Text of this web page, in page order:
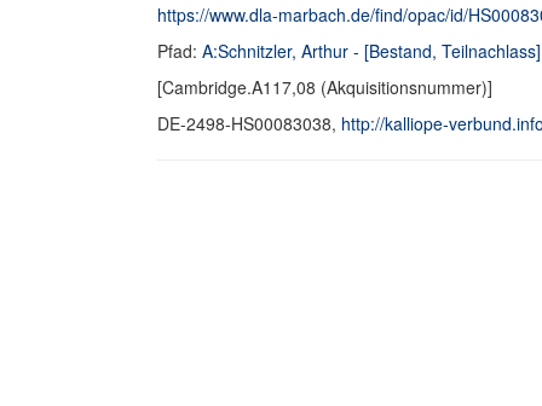
https://www.dla-marbach.de/find/opac/id/
Pfad: A:Schnitzler, Arthur - [Bestand, Teilnachlass]
[Cambridge.A117,08 (Akquisitionsnummer)]
DE-2498-HS00083038, http://kalliope-